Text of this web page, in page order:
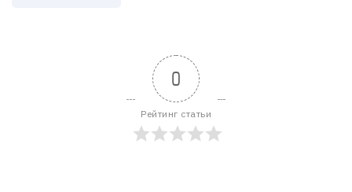
0
Рейтинг статьи